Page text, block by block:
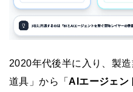
2020年代後半に入り、製
道具」から「AIエージェン